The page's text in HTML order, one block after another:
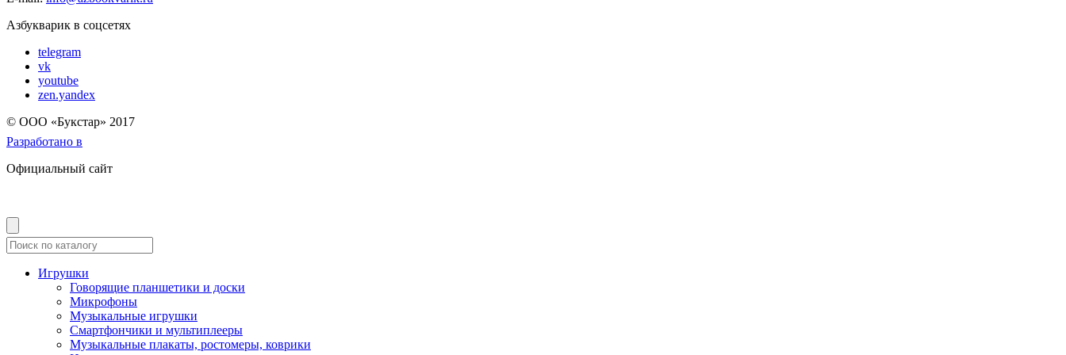
Азбукварик в соцсетях
telegram
vk
youtube
zen.yandex
© OOO «Букстар» 2017
Разработано в
Официальный сайт
Игрушки
Говорящие планшетики и доски
Микрофоны
Музыкальные игрушки
Смартфончики и мультиплееры
Музыкальные плакаты, ростомеры, коврики